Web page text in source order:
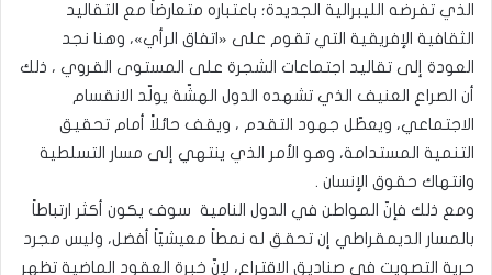
الذي تفرضه الليبرالية الجديدة؛ باعتباره متعارضاً مع التقاليد
الثقافية الإفريقية التي تقوم على «اتفاق الرأي»، وهنا نجد
العودة إلى تقاليد اجتماعات الشجرة على المستوى القروي ، ذلك
أن الصراع العنيف الذي تشهده الدول الهشّة يولّد الانقسام
الاجتماعي، ويعطّل جهود التقدم ، ويقف حائلاً أمام تحقيق
التنمية المستدامة، وهو الأمر الذي ينتهي إلى مسار التسلطية
وانتهاك حقوق الإنسان .
ومع ذلك فإنّ المواطن في الدول النامية سوف يكون أكثر ارتباطاً
بالمسار الديمقراطي إن تحقق له نمطاً معيشيّاً أفضل، وليس مجرد
حرية التصويت في صناديق الاقتراع، لإنّ خبرة العقود الماضية تظهر